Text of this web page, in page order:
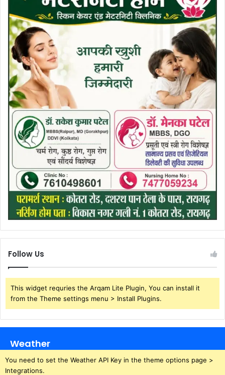
Follow Us
This widget requries the Arqam Lite Plugin, You can install it
from the Theme settings menu > Install Plugins.
Weather
You need to set the Weather API Key in the theme options page >
Integrations.